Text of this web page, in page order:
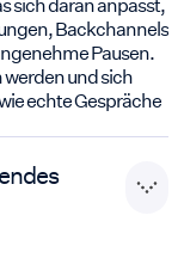
Backchannels
Pausen.
und sich
echte Gespräche